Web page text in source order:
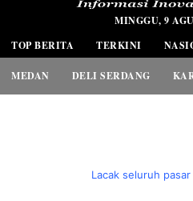
MINGGU, 9
TOP BERITA
TERKINI
MEDAN DELI SERDANG
Lacak seluruh